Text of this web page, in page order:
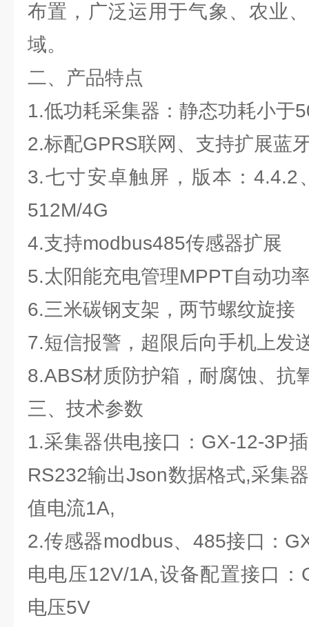
布置，广泛运用于气象、农业
域。
二、产品特点
1.低功耗采集器：静态功耗小于
2.标配GPRS联网、支持扩展蓝
3.七寸安卓触屏，版本：
512M/4G
4.支持modbus485传感器扩展
5.太阳能充电管理MPPT自动功
6.三米碳钢支架，两节螺纹旋接
7.短信报警，超限后向手机上发
8.ABS材质防护箱，耐腐蚀、抗
三、技术参数
1.采集器供电接口：GX-12-3P
RS232输出Json数据格式,采集
值电流1A,
2.传感器modbus、485接口：
电电压12V/1A,设备配置接口：
电压5V